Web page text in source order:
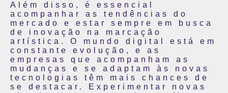
Além disso, é essencial
acompanhar as tendências do
mercado e estar sempre em busca
de inovação na marcação
artística. O mundo digital está em
constante evolução, e as
empresas que acompanham as
mudanças e se adaptam às novas
tecnologias têm mais chances de
se destacar. Experimentar novas